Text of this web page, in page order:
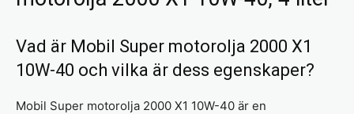
Vad är Mobil Super motorolja 2000 X1
10W-40 och vilka är dess egenskaper?
Mobil Super motorolja 2000 X1 10W-40 är en